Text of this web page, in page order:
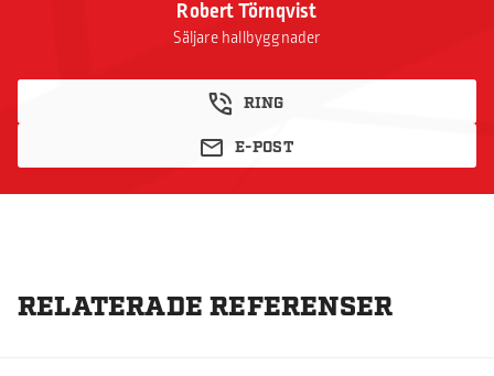
Robert Törnqvist
Säljare hallbyggnader
RING
E-POST
RELATERADE REFERENSER